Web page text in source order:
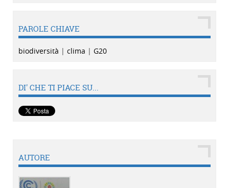
PAROLE CHIAVE
biodiversità | clima | G20
DI' CHE TI PIACE SU...
AUTORE